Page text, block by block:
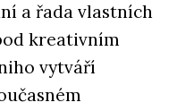
a řada vlastních
kreativním
vytváří